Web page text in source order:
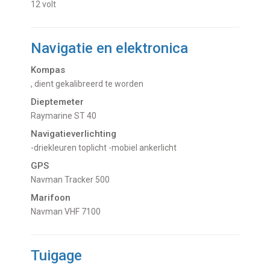
12 volt
Navigatie en elektronica
Kompas
, dient gekalibreerd te worden
Dieptemeter
Raymarine ST 40
Navigatieverlichting
-driekleuren toplicht -mobiel ankerlicht
GPS
Navman Tracker 500
Marifoon
Navman VHF 7100
Tuigage